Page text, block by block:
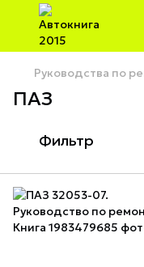
Руководства по
ПАЗ
Фильтр